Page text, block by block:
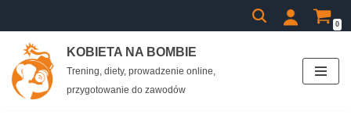
Przejdź
do
treści
0
KOBIETA NA BOMBIE
Trening, diety, prowadzenie online,
przygotowanie do zawodów